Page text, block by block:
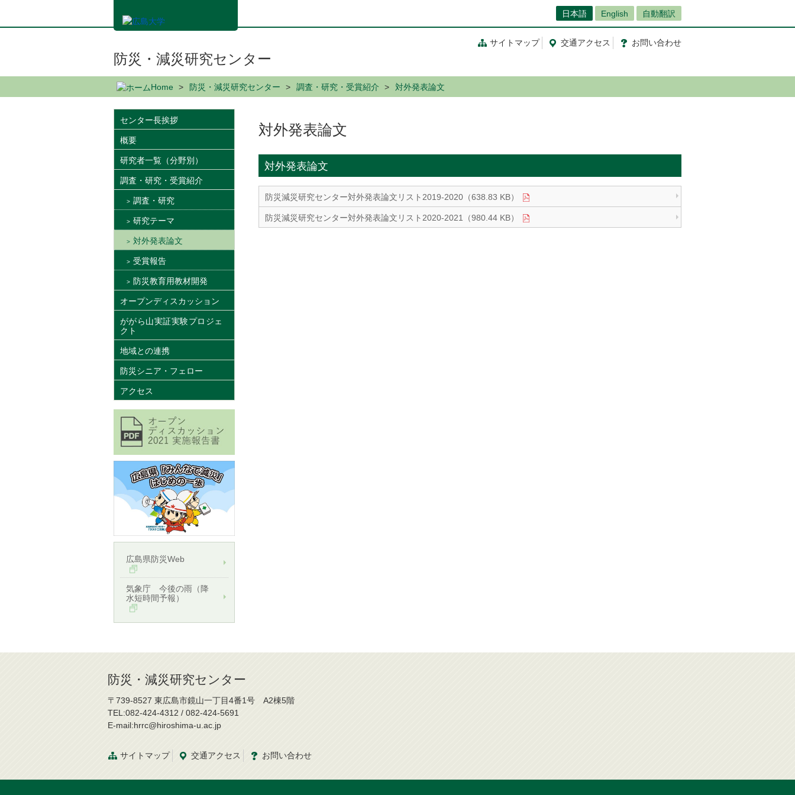
ン
日本語 English 自動翻訳
サイトマップ 交通アクセス お問い合わせ
防災・減災研究センター
Home 防災・減災研究センター 調査・研究・受賞紹介 対外発表論文
対外発表論文
対外発表論文
防災減災研究センター対外発表論文リスト2019-2020（638.83 KB）
防災減災研究センター対外発表論文リスト2020-2021（980.44 KB）
センター長挨拶
概要
研究者一覧（分野別）
調査・研究・受賞紹介
調査・研究
研究テーマ
対外発表論文
受賞報告
防災教育用教材開発
オープンディスカッション
ががら山実証実験プロジェ
クト
地域との連携
防災シニア・フェロー
アクセス
広島県防災Web
気象庁 今後の雨（降
水短時間予報）
防災・減災研究センター
〒739-8527 東広島市鏡山一丁目4番1号 A2棟5階
TEL:082-424-4312 / 082-424-5691
E-mail:hrrc@hiroshima-u.ac.jp
サイトマップ 交通アクセス お問い合わせ